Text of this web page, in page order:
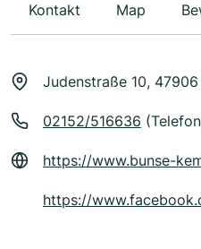
Kontakt Map
Judenstraße 10, 47906
02152/516636
https://www.bunse-
https://